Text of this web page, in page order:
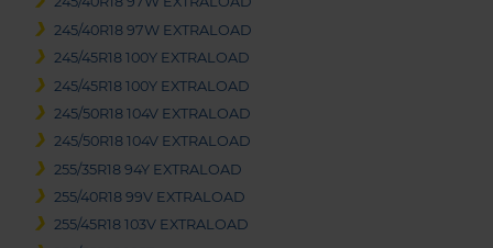
245/40R18 97W EXTRALOAD
245/45R18 100Y EXTRALOAD
245/45R18 100Y EXTRALOAD
245/50R18 104V EXTRALOAD
245/50R18 104V EXTRALOAD
255/35R18 94Y EXTRALOAD
255/40R18 99V EXTRALOAD
255/45R18 103V EXTRALOAD